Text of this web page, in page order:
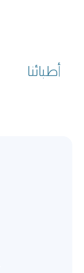
أطبائنا